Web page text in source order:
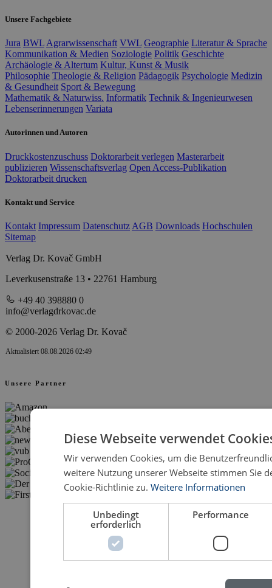
Unsere Fachgebiete
Jura BWL Agrarwissenschaft VWL Geographie Literatur & Sprache
Kommunikation & Medien Soziologie Politik Geschichte
Archäologie & Altertum Kultur, Kunst & Musik
Philosophie Theologie & Religion Pädagogik Psychologie Medizin
& Gesundheit Sport & Bewegung
Mathematik & Naturwiss. Informatik Technik & Ingenieurwesen
Lebenserinnerungen Variata
Autorinnen und Autoren
Druckkostenzuschuss Doktorarbeit verlegen Masterarbeit
publizieren Wissenschaftsverlag Open Access-Publikation
Doktorarbeit drucken
Kontakt und Service
Kontakt Impressum Datenschutz AGB Downloads Hochschulen
Sitemap
Verlag Dr. Kovač GmbH
Leverkusenstraße 13 • 22761 Hamburg
+49 40 398880 0
info@verlagdrkovac.de
© 2000-2026 Verlag Dr. Kovač
Aktualisiert 08.08.2026 02:49
Unsere Partner
Diese Webseite verwendet
Wir verwenden Cookies, um die
weitere Nutzung unserer Webseite stimmen Sie
Cookie-Richtlinie zu. Weitere Informationen
Unbedingt
erforderlich
Performance